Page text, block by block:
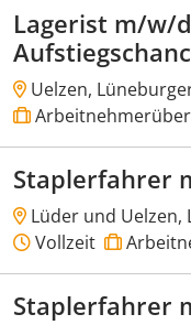
Lagerist m/w/
Uelzen,
Staplerfahrer
Lüder und Uelzen,
Vollzeit
Staplerfahrer